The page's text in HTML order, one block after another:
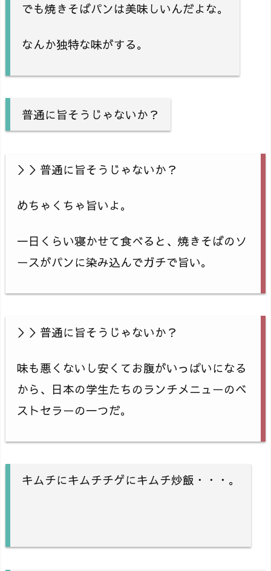
でも焼きそばパンは美味しいんだよな。
なんか独特な味がする。
普通に旨そうじゃないか？
＞＞普通に旨そうじゃないか？
めちゃくちゃ旨いよ。
一日くらい寝かせて食べると、焼きそばのソ
ースがパンに染み込んでガチで旨い。
＞＞普通に旨そうじゃないか？
味も悪くないし安くてお腹がいっぱいになる
から、日本の学生たちのランチメニューのベ
ストセラーの一つだ。
キムチにキムチチゲにキムチ炒飯・・・。